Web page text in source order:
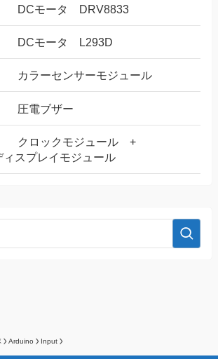
】 DCモータ DRV8833
】 DCモータ L293D
カラーセンサーモジュール
圧電ブザー
】 クロックモジュール +
スプレイモジュール
Arduino Input